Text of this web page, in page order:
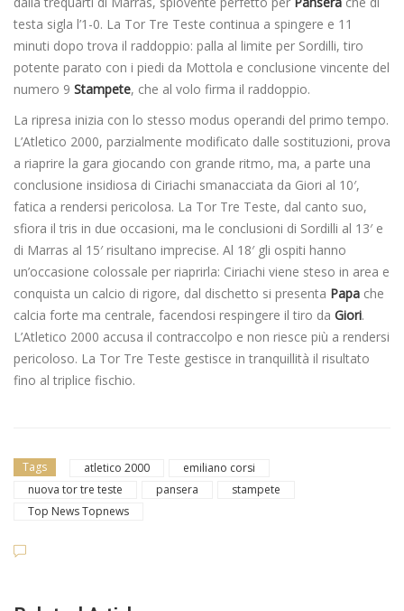
testa sigla l’1-0. La Tor Tre Teste continua a spingere e 11
minuti dopo trova il raddoppio: palla al limite per Sordilli, tiro
potente parato con i piedi da Mottola e conclusione vincente del
numero 9 Stampete, che al volo firma il raddoppio.
La ripresa inizia con lo stesso modus operandi del primo tempo.
L’Atletico 2000, parzialmente modificato dalle sostituzioni, prova
a riaprire la gara giocando con grande ritmo, ma, a parte una
conclusione insidiosa di Ciriachi smanacciata da Giori al 10′,
fatica a rendersi pericolosa. La Tor Tre Teste, dal canto suo,
sfiora il tris in due occasioni, ma le conclusioni di Sordilli al 13′ e
di Marras al 15′ risultano imprecise. Al 18′ gli ospiti hanno
un’occasione colossale per riaprirla: Ciriachi viene steso in area e
conquista un calcio di rigore, dal dischetto si presenta Papa che
calcia forte ma centrale, facendosi respingere il tiro da Giori.
L’Atletico 2000 accusa il contraccolpo e non riesce più a rendersi
pericoloso. La Tor Tre Teste gestisce in tranquillità il risultato
fino al triplice fischio.
Tags atletico 2000
emiliano corsi
nuova tor tre teste
pansera
stampete
Top News Topnews